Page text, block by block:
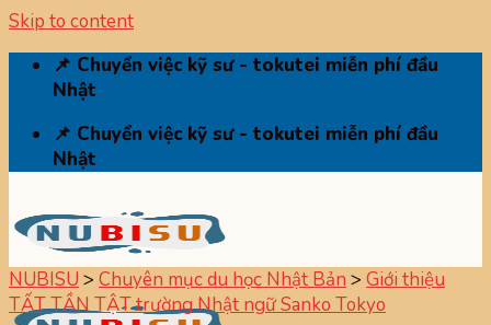
Skip to content
📌 Chuyển việc kỹ sư - tokutei miễn phí đầu
Nhật
📌 Chuyển việc kỹ sư - tokutei miễn phí đầu
Nhật
NUBISU > Chuyên mục du học Nhật Bản > Giới thiệu
TẤT TẦN TẬT trường Nhật ngữ Sanko Tokyo